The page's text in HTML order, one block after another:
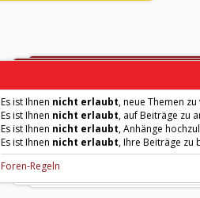
Es ist Ihnen nicht erlaubt, neue Themen
Es ist Ihnen nicht erlaubt, auf Beiträge zu
Es ist Ihnen nicht erlaubt, Anhänge
Es ist Ihnen nicht erlaubt, Ihre Beiträge zu
Foren-Regeln